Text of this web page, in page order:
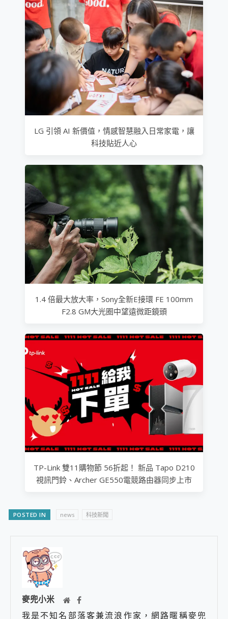
LG 引領 AI 新價值，情感智慧融入日常家電，讓
科技貼近人心
1.4 倍最大放大率，Sony全新E接環 FE 100mm
F2.8 GM大光圈中望遠微距鏡頭
TP-Link 雙11購物節 56折起！ 新品 Tapo D210
視訊門鈴、Archer GE550電競路由器同步上市
POSTED IN news 科技新聞
麥兜小米
我是不知名部落客兼流浪作家，網路暱稱麥兜